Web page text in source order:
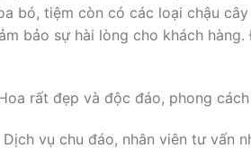
bó, tiệm còn có các loại chậu
bảo sự hài lòng cho khách
rất đẹp và độc đáo, phong
vụ chu đáo, nhân viên tư vấn